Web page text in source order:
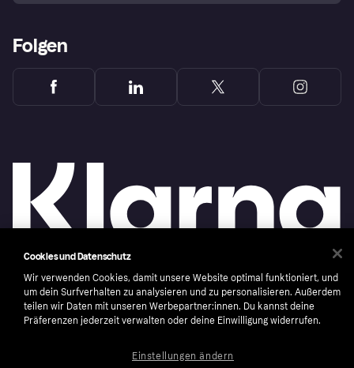
Folgen
Copyright © 2005-2026 Klarna Bank AB (publ). Headquarters: Stockholm, Sweden. All
rights reserved. Klarna Bank AB (publ). Sveavägen 46, 111 34 Stockholm. Organization
number: 556737-0431
Cookies und Datenschutz
Wir verwenden Cookies, damit unsere Website optimal funktioniert, und
um dein Surfverhalten zu analysieren und zu personalisieren. Außerdem
teilen wir Daten mit unseren Werbepartner:innen. Du kannst deine
Präferenzen jederzeit verwalten oder deine Einwilligung widerrufen.
Einstellungen ändern